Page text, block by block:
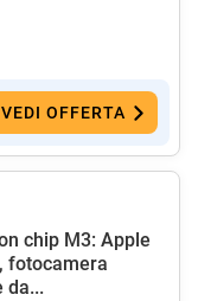
VEDI OFFERTA
chip M3: Apple
fotocamera
da...